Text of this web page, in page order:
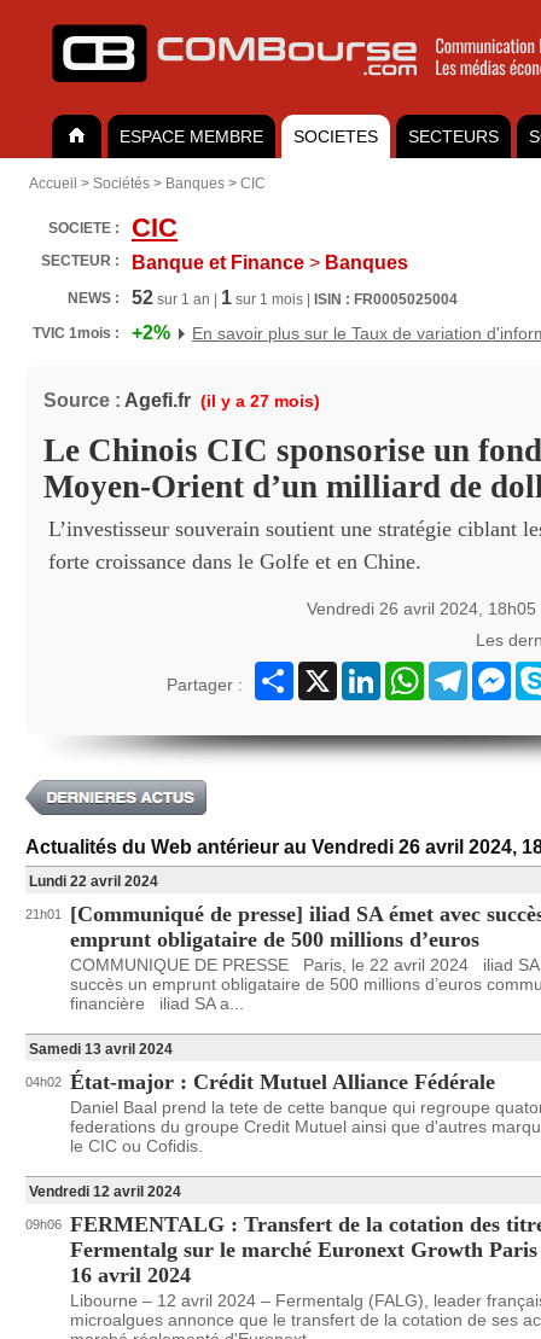
ESPACE MEMBRE SOCIETES SECTEURS
Accueil > Sociétés > Banques > CIC
SOCIETE : CIC
SECTEUR : Banque et Finance > Banques
NEWS : 52 sur 1 an | 1 sur 1 mois |
ISIN : FR0005025004
TVIC 1mois :
+2% En savoir plus sur le Taux de variation
Source : Agefi.fr (il y a 27 mois)
Le Chinois CIC sponsorise un
Moyen-Orient d’un milliard de
L’investisseur souverain soutient une stratégie ciblant
forte croissance dans le Golfe et en Chine.
Vendredi 26 avril 2024,
Les
Partager :
Partager
X LinkedInWhatsAppTelegram
Actualités du Web antérieur au Vendredi 26 avril 2024,
Lundi 22 avril 2024
21h01
[Communiqué de presse] iliad SA émet avec
emprunt obligataire de 500 millions d’euros
COMMUNIQUE DE PRESSE Paris, le 22 avril 2024 iliad
succès un emprunt obligataire de 500 millions d’euros
financière iliad SA a...
Samedi 13 avril 2024
04h02 État-major : Crédit Mutuel Alliance Fédérale
Daniel Baal prend la tete de cette banque qui regroupe
federations du groupe Credit Mutuel ainsi que d'autres
le CIC ou Cofidis.
Vendredi 12 avril 2024
09h06 FERMENTALG : Transfert de la cotation des
Fermentalg sur le marché Euronext Growth
16 avril 2024
Libourne – 12 avril 2024 – Fermentalg (FALG), leader
microalgues annonce que le transfert de la cotation de ses